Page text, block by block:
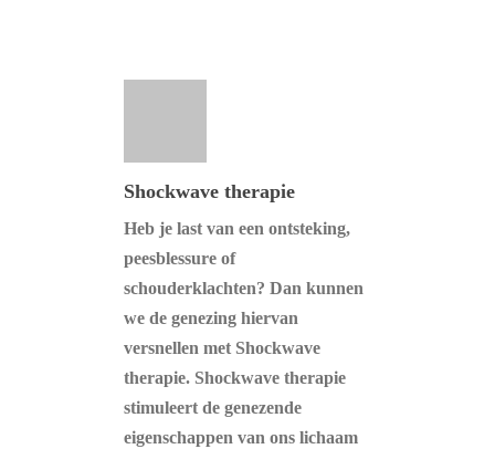
Shockwave therapie
Heb je last van een ontsteking,
peesblessure of
schouderklachten? Dan kunnen
we de genezing hiervan
versnellen met Shockwave
therapie. Shockwave therapie
stimuleert de genezende
eigenschappen van ons lichaam